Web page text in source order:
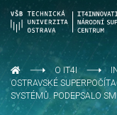
O IT4I
OSTRAVSKÉ
SYSTÉMŮ. PODEPSALO